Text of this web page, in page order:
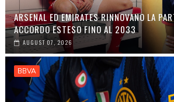
ARSENAL ED EMIRATES RINNOVANO LA
ACCORDO ESTESO FINO AL 2033
AUGUST 07, 2026
BBVA